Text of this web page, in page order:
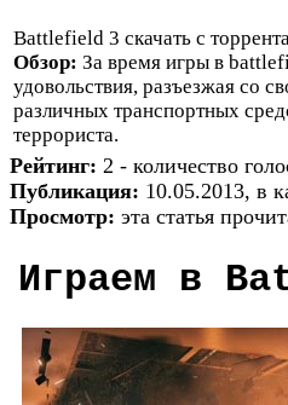
Battlefield 3 скачать с торрента
Обзор: За время игры в
удовольствия, разъезжая со
различных транспортных
террориста.
Рейтинг: 2 - количество
Публикация: 10.05.2013, в
Просмотр: эта статья
Играем в